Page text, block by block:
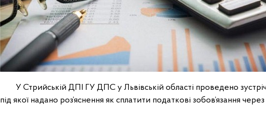
У Стрийській ДПІ ГУ ДПС у Львівській області проведено зустріч
під якої надано роз’яснення як сплатити податкові зобов’язання